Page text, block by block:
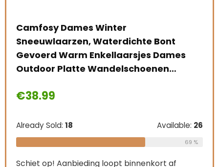
Camfosy Dames Winter
Sneeuwlaarzen, Waterdichte Bont
Gevoerd Warm Enkellaarsjes Dames
Outdoor Platte Wandelschoenen…
€38.99
Already Sold: 18 Available: 26
69 %
Schiet op! Aanbieding loopt binnenkort af